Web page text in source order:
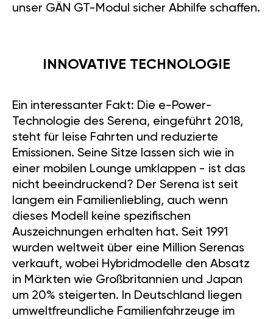
unser GÄN GT-Modul sicher Abhilfe schaffen.
INNOVATIVE TECHNOLOGIE
Ein interessanter Fakt: Die e-Power-
Technologie des Serena, eingeführt 2018,
steht für leise Fahrten und reduzierte
Emissionen. Seine Sitze lassen sich wie in
einer mobilen Lounge umklappen - ist das
nicht beeindruckend? Der Serena ist seit
langem ein Familienliebling, auch wenn
dieses Modell keine spezifischen
Auszeichnungen erhalten hat. Seit 1991
wurden weltweit über eine Million Serenas
verkauft, wobei Hybridmodelle den Absatz
in Märkten wie Großbritannien und Japan
um 20% steigerten. In Deutschland liegen
umweltfreundliche Familienfahrzeuge im